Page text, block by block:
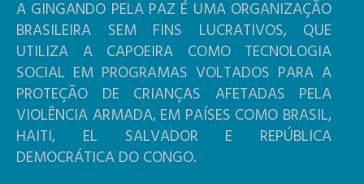
A GINGANDO PELA PAZ É UMA ORGANIZAÇÃO
BRASILEIRA SEM FINS LUCRATIVOS, QUE
UTILIZA A CAPOEIRA COMO TECNOLOGIA
SOCIAL EM PROGRAMAS VOLTADOS PARA A
PROTEÇÃO DE CRIANÇAS AFETADAS PELA
VIOLÊNCIA ARMADA, EM PAÍSES COMO BRASIL,
HAITI, EL SALVADOR E REPÚBLICA
DEMOCRÁTICA DO CONGO.